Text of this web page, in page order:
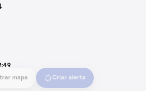
mapa Criar alerta